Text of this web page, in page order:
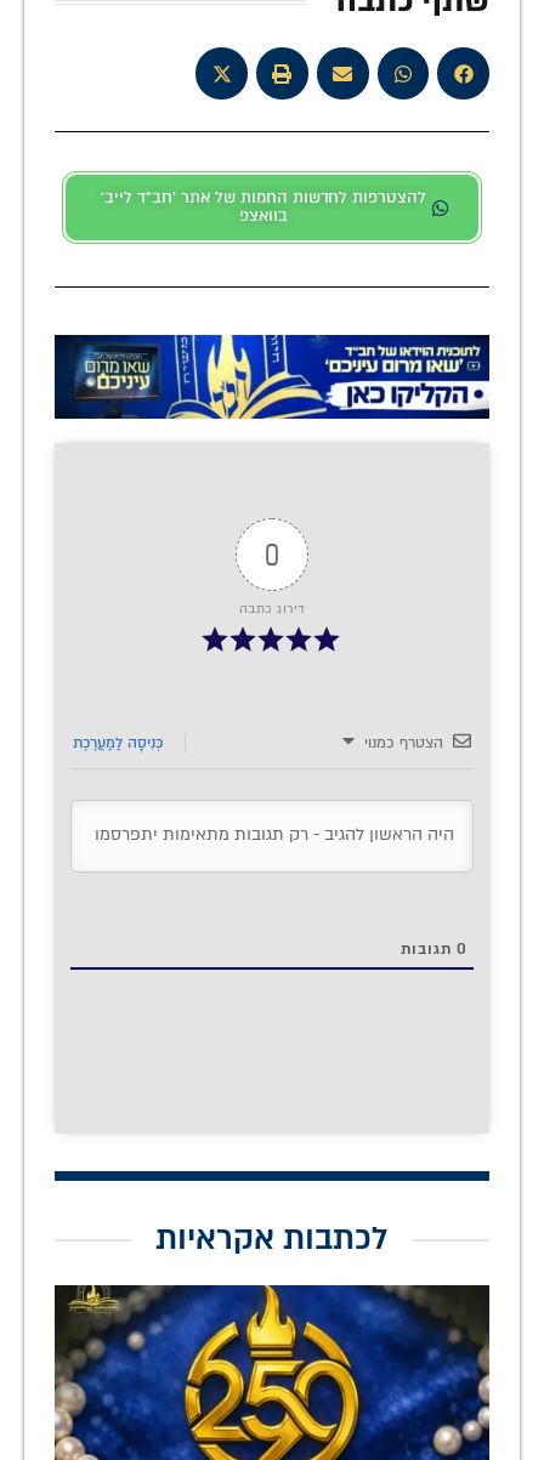
להצטרפות לחדשות החמות של אתר 'חב"ד לייב'
בוואצפ
0
דירוג כתבה
הצטרף כמנוי כְּנִיסָה לַמַעֲרֶכֶת
0 תגובות
לכתבות אקראיות